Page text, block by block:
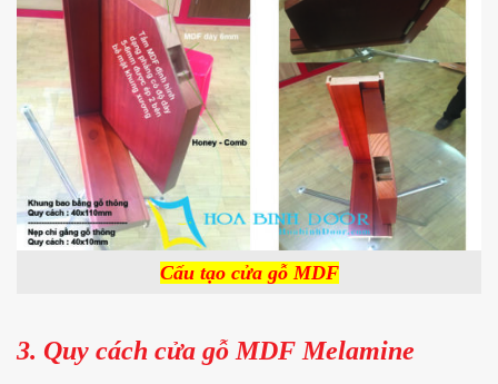
Cấu tạo cửa gỗ MDF
3. Quy cách cửa gỗ MDF Melamine